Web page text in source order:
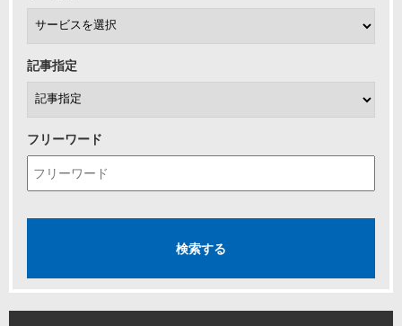
記事指定
フリーワード